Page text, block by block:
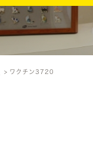
ワクチン3720